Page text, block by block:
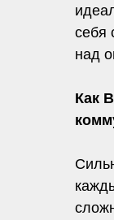
себя
над
Как